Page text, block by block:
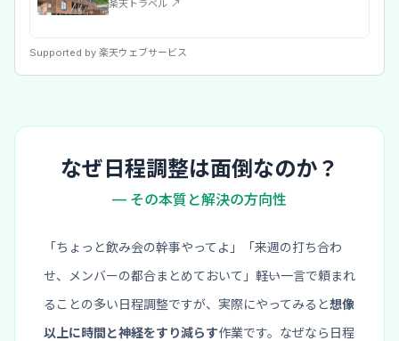
楽天トラベル ↗
Supported by 楽天ウェブサービス
なぜ日程調整は面倒なのか？
— その本質と解決の方向性
「ちょっと飲み会の幹事やってよ」「来週の打ち合わ
せ、メンバーの都合まとめておいて」――軽い一言で頼まれ
ることの多い日程調整ですが、実際にやってみると想像
以上に時間と神経をすり減らす作業です。なぜなら日程